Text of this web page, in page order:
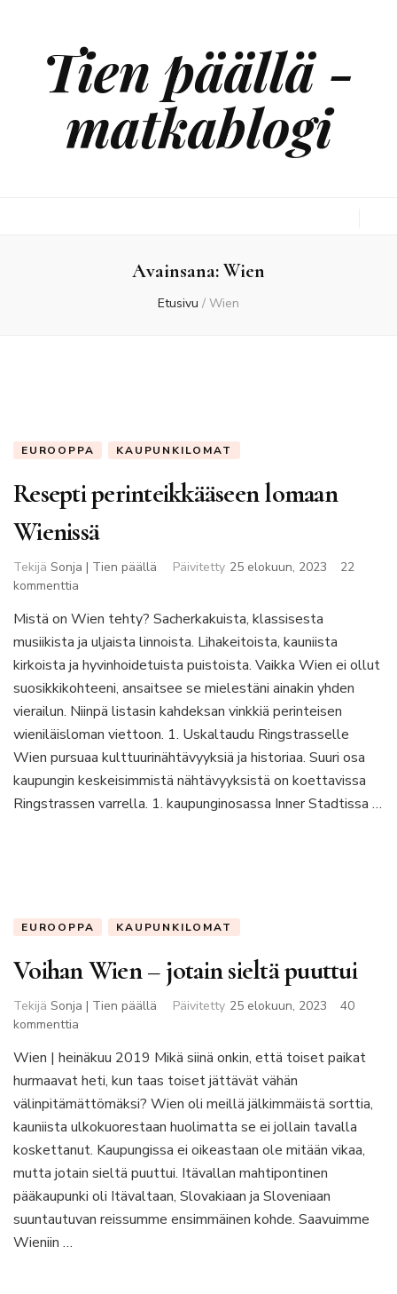
Tien päällä -
matkablogi
Avainsana:Wien
Etusivu / Wien
EUROOPPA KAUPUNKILOMAT
Resepti perinteikkääseen lomaan
Wienissä
Tekijä Sonja | Tien päällä Päivitetty 25 elokuun, 2023
22
kommenttia
perinteikkääseen
lomaan
Wienissä
Mistä on Wien tehty? Sacherkakuista, klassisesta
musiikista ja uljaista linnoista. Lihakeitoista, kauniista
kirkoista ja hyvinhoidetuista puistoista. Vaikka Wien ei ollut
suosikkikohteeni, ansaitsee se mielestäni ainakin yhden
vierailun. Niinpä listasin kahdeksan vinkkiä perinteisen
wieniläisloman viettoon. 1. Uskaltaudu Ringstrasselle
Wien pursuaa kulttuurinähtävyyksiä ja historiaa. Suuri osa
kaupungin keskeisimmistä nähtävyyksistä on koettavissa
Ringstrassen varrella. 1. kaupunginosassa Inner Stadtissa …
EUROOPPA KAUPUNKILOMAT
Voihan Wien – jotain sieltä puuttui
Tekijä Sonja | Tien päällä Päivitetty 25 elokuun, 2023
40
kommenttia
Wien
–
jotain
puuttui
Wien | heinäkuu 2019 Mikä siinä onkin, että toiset paikat
hurmaavat heti, kun taas toiset jättävät vähän
välinpitämättömäksi? Wien oli meillä jälkimmäistä sorttia,
kauniista ulkokuorestaan huolimatta se ei jollain tavalla
koskettanut. Kaupungissa ei oikeastaan ole mitään vikaa,
mutta jotain sieltä puuttui. Itävallan mahtipontinen
pääkaupunki oli Itävaltaan, Slovakiaan ja Sloveniaan
suuntautuvan reissumme ensimmäinen kohde. Saavuimme
Wieniin …